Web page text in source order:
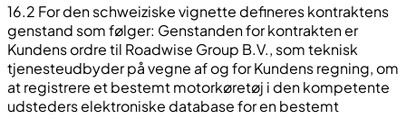
16.2 For den schweiziske vignette defineres kontraktens
genstand som følger: Genstanden for kontrakten er
Kundens ordre til Roadwise Group B.V., som teknisk
tjenesteudbyder på vegne af og for Kundens regning, om
at registrere et bestemt motorkøretøj i den kompetente
udsteders elektroniske database for en bestemt